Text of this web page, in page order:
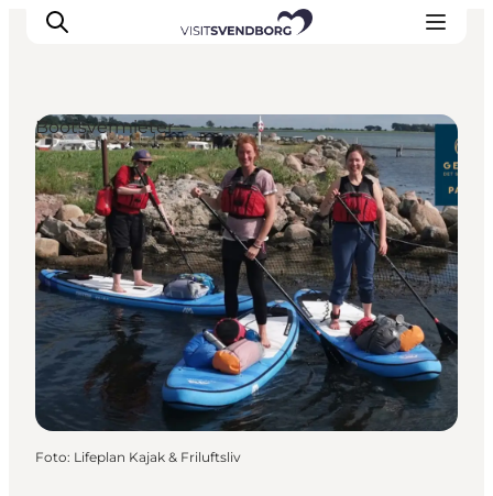
Veranstaltungen
Essen und Trinken
Shopping in Svendborg
Übernachtung
Den Urlaub planen
Bootsvermieter
Foto: Lifeplan Kajak & Friluftsliv